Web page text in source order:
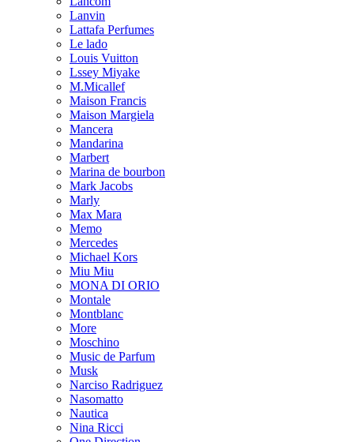
Lanvin
Lattafa Perfumes
Le lado
Louis Vuitton
Lssey Miyake
M.Micallef
Maison Francis
Maison Margiela
Mancera
Mandarina
Marbert
Marina de bourbon
Mark Jacobs
Marly
Max Mara
Memo
Mercedes
Michael Kors
Miu Miu
MONA DI ORIO
Montale
Montblanc
More
Moschino
Music de Parfum
Musk
Narciso Radriguez
Nasomatto
Nautica
Nina Ricci